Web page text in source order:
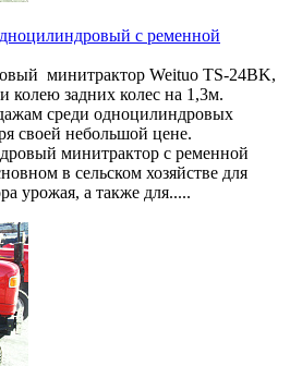
с ременной
минитрактор Weituo TS-24BK,
колею задних колес на 1,3м.
среди одноцилиндровых
своей небольшой цене.
минитрактор с ременной
в сельском хозяйстве для
урожая, а также для.....